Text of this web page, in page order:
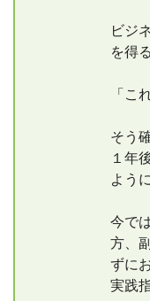
ビジ
を得る
「こ
そう
１年
よう
今で
方、
ずに
実践